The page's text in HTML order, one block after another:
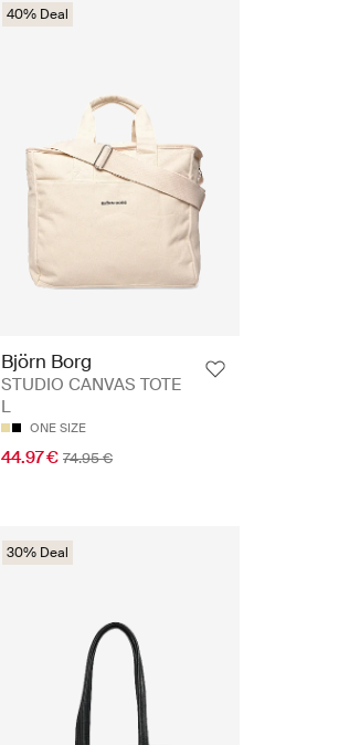
40% Deal
Björn Borg
STUDIO CANVAS TOTE
L
ONE SIZE
44.97 € 74.95 €
30% Deal